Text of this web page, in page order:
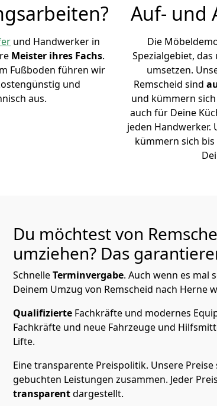
und Handwerker in
Meister ihres Fachs.
Fußboden führen wir
und
aus.
Auf- und
Die
Spezialgebiet,
umsetzen.
Remscheid sind
und kümmern
auch für Deine
jeden Handwerker.
kümmern sich
Du möchtest von
umziehen? Das
SchnelleTerminvergabe. Auch wenn es mal
Deinem Umzug von Remscheid nach Herne
Qualifizierte Fachkräfte und modernes
Fachkräfte und neue Fahrzeuge und
Lifte.
Eine transparente Preispolitik. Unsere Preise
gebuchten Leistungen zusammen. Jeder
transparentdargestellt.